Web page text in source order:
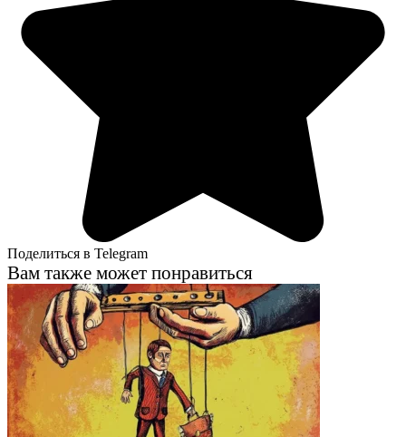
Поделиться в Telegram
Вам также может понравиться